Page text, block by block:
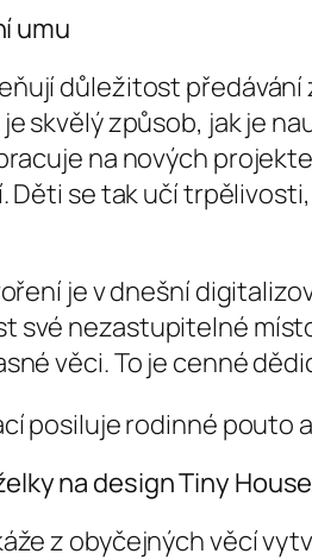
umu
důležitost
skvělý způsob, jak je
na nových
Děti se tak učí
je v dnešní
své nezastupitelné
věci. To je cenné
posiluje rodinné pouto
na design Tiny House
z obyčejných věcí